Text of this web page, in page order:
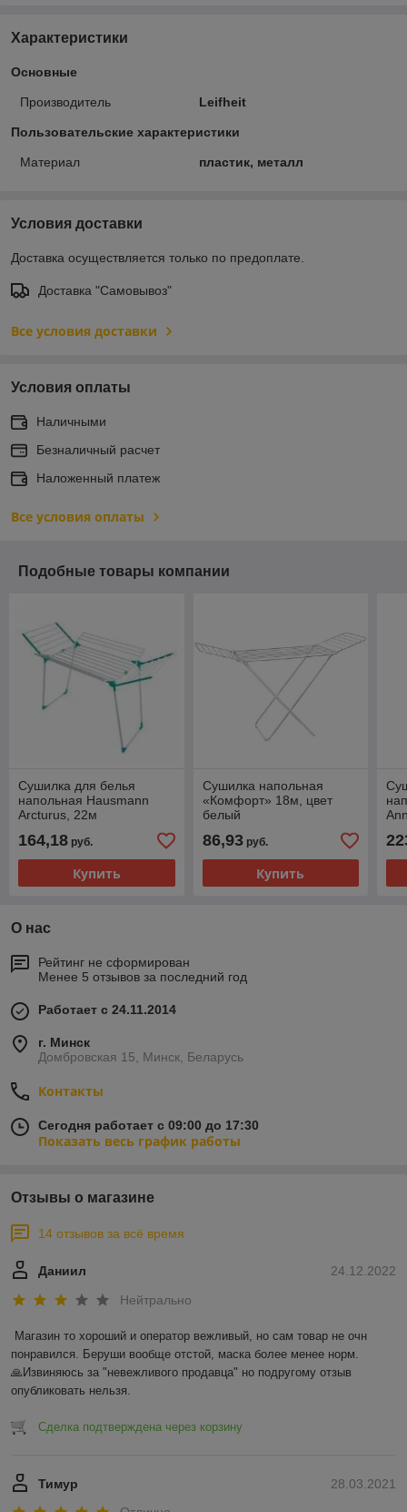
Характеристики
Основные
Производитель Leifheit
Пользовательские характеристики
Материал пластик, металл
Условия доставки
Доставка осуществляется только по предоплате.
Доставка "Самовывоз"
Все условия доставки
Условия оплаты
Наличными
Безналичный расчет
Наложенный платеж
Все условия оплаты
Подобные товары компании
Сушилка для белья
напольная Hausmann
Arcturus, 22м
164,18 руб.
Купить
Сушилка напольная
«Комфорт» 18м, цвет
белый
86,93руб.
Купить
О нас
Рейтинг не сформирован
Менее 5 отзывов за последний год
Работает с 24.11.2014
г. Минск
Домбровская 15, Минск, Беларусь
Контакты
Сегодня работает с 09:00 до 17:30
Показать весь график работы
Отзывы о магазине
14 отзывов за всё время
24.12.2022
Даниил
Нейтрально
Магазин то хороший и оператор вежливый, но сам товар не очн
понравился. Беруши вообще отстой, маска более менее норм.
🙏Извиняюсь за "невежливого продавца" но подругому отзыв
опубликовать нельзя.
Сделка подтверждена через корзину
28.03.2021
Тимур